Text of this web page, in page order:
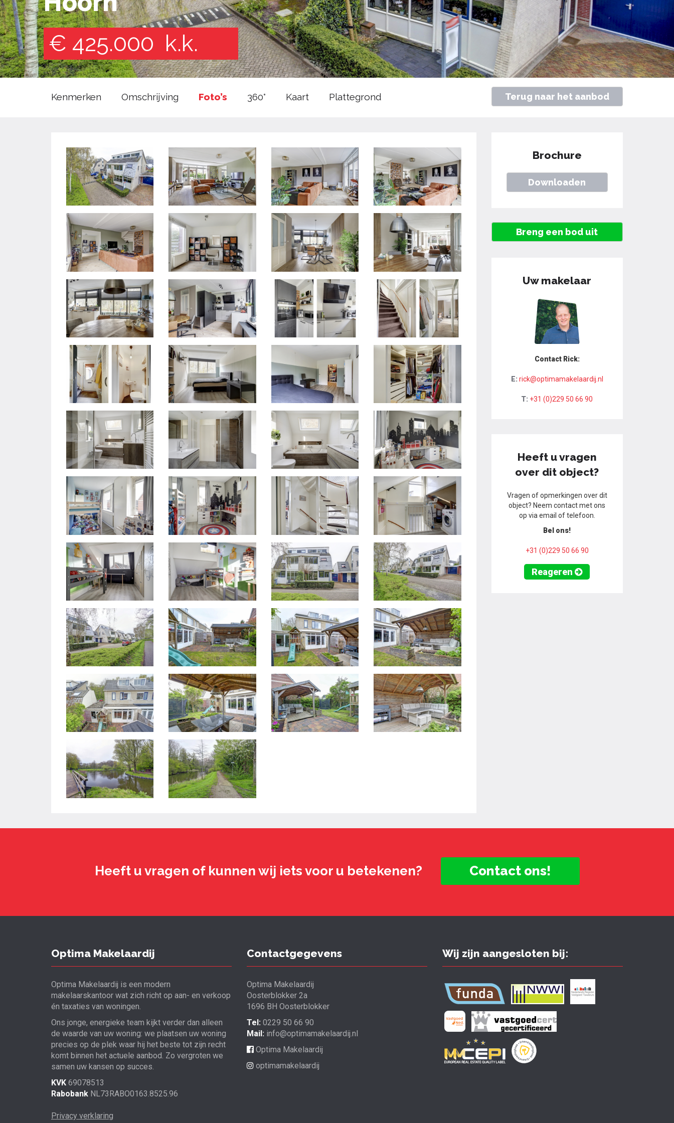
€ 425.000 k.k.
Kenmerken Omschrijving Foto’s 360° Kaart Plattegrond Terug naar het aanbod
Brochure
Downloaden
Breng een bod uit
Uw makelaar
Contact Rick:
E: rick@optimamakelaardij.nl
T: +31 (0)229 50 66 90
Heeft u vragen
over dit object?
Vragen of opmerkingen over dit
object? Neem contact met ons
op via email of telefoon.
Bel ons!
+31 (0)229 50 66 90
Reageren
Heeft u vragen of kunnen wij iets voor u betekenen? Contact ons!
Optima Makelaardij
Optima Makelaardij is een modern
makelaarskantoor wat zich richt op aan- en verkoop
én taxaties van woningen.
Ons jonge, energieke team kijkt verder dan alleen
de waarde van uw woning: we plaatsen uw woning
precies op de plek waar hij het beste tot zijn recht
komt binnen het actuele aanbod. Zo vergroten we
samen uw kansen op succes.
KVK 69078513
Rabobank NL73RABO0163.8525.96
Privacy verklaring
Contactgegevens
Optima Makelaardij
Oosterblokker 2a
1696 BH Oosterblokker
Tel: 0229 50 66 90
Mail: info@optimamakelaardij.nl
Optima Makelaardij
optimamakelaardij
Wij zijn aangesloten bij: